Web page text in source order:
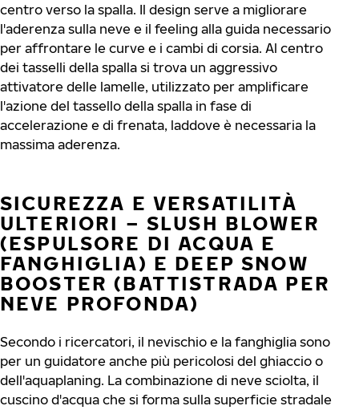
centro verso la spalla. Il design serve a migliorare
l'aderenza sulla neve e il feeling alla guida necessario
per affrontare le curve e i cambi di corsia. Al centro
dei tasselli della spalla si trova un aggressivo
attivatore delle lamelle, utilizzato per amplificare
l'azione del tassello della spalla in fase di
accelerazione e di frenata, laddove è necessaria la
massima aderenza.
SICUREZZA E VERSATILITÀ
ULTERIORI – SLUSH BLOWER
(ESPULSORE DI ACQUA E
FANGHIGLIA) E DEEP SNOW
BOOSTER (BATTISTRADA PER
NEVE PROFONDA)
Secondo i ricercatori, il nevischio e la fanghiglia sono
per un guidatore anche più pericolosi del ghiaccio o
dell'aquaplaning. La combinazione di neve sciolta, il
cuscino d'acqua che si forma sulla superficie stradale